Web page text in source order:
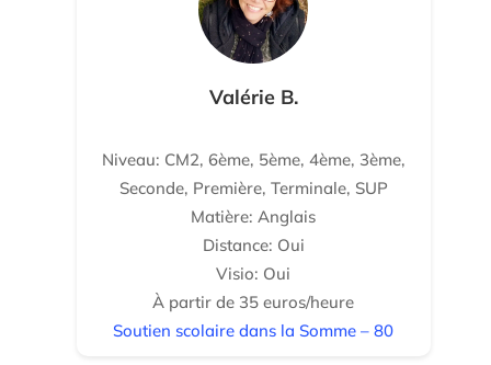
Valérie B.
Niveau: CM2, 6ème, 5ème, 4ème, 3ème,
Seconde, Première, Terminale, SUP
Matière: Anglais
Distance: Oui
Visio: Oui
À partir de 35 euros/heure
Soutien scolaire dans la Somme – 80